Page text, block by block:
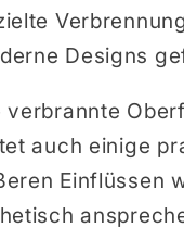
Designs
verbrannte
auch einige
Einflüssen